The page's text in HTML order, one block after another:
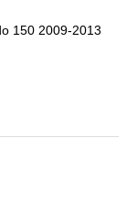
150 2009-2013